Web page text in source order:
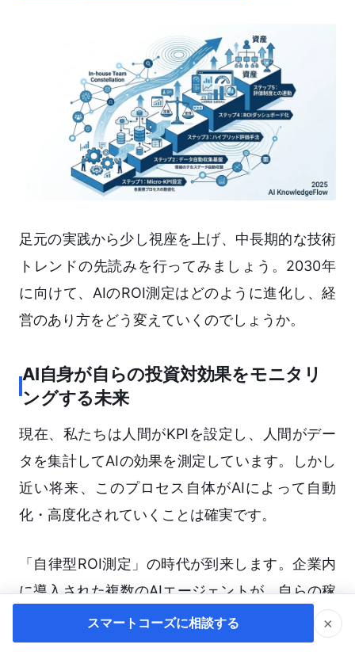
足元の実践から少し視座を上げ、中長期的な技術
トレンドの先読みを行ってみましょう。2030年
に向けて、AIのROI測定はどのように進化し、経
営のあり方をどう変えていくのでしょうか。
AI自身が自らの投資対効果をモニタリ
ングする未来
現在、私たちは人間がKPIを設定し、人間がデー
タを集計してAIの効果を測定しています。しかし
近い将来、このプロセス自体がAIによって自動
化・高度化されていくことは確実です。
「自律型ROI測定」の時代が到来します。企業内
に導入された複数のAIエージェントが、自らの稼
働状況や事業KPIへの貢献度をリアルタイムで分
析し、「現在、マーケティング部門のAIリソース
スマートコーズに相談する ×